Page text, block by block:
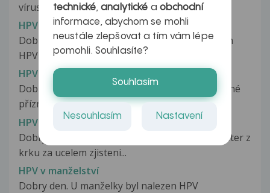
vírus HVP 52,ktorý diagnostikovali...
HPV u muzu
Dobry den. Byvale pritelkyni byl diagnostikovan
HPV a nasledne prodelala konizaci...
HPV u muže
Dobrý den, mám lehký výskyt HPV, nemám žádné
příznaky. N otázku "jestlimohu...
HPV v krku
Dobry den, cetla jsem zde, ze je mozne udelat ster z
krku za ucelem zjisteni...
HPV v manželství
Dobry den. U manželky byl nalezen HPV
technické,analytické a obchodní
informace, abychom se mohli
neustále zlepšovat a tím vám lépe
pomohli. Souhlasíte?
Souhlasím
Nesouhlasím Nastavení